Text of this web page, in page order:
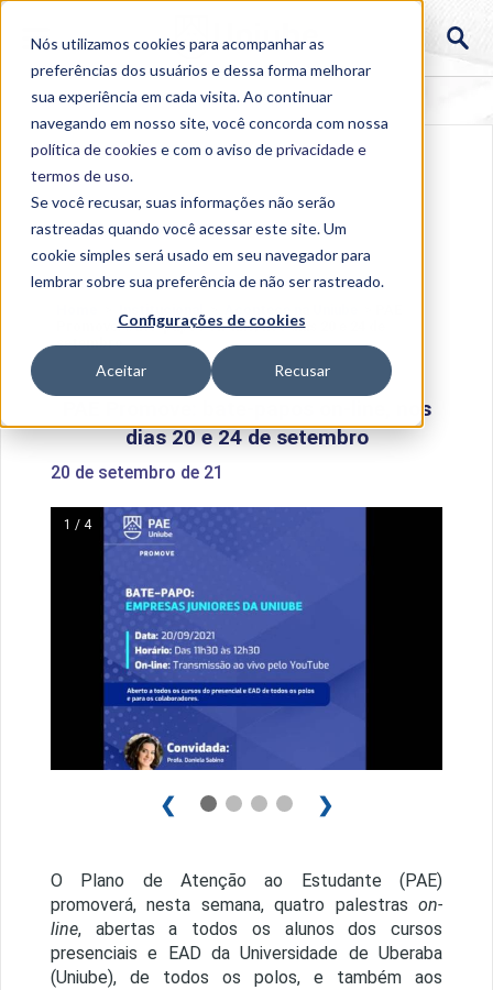
Nós utilizamos cookies para acompanhar as
preferências dos usuários e dessa forma melhorar
sua experiência em cada visita. Ao continuar
navegando em nosso site, você concorda com nossa
política de cookies e com o aviso deprivacidade e
termos de uso.
Se você recusar, suas informações não serão
rastreadas quando você acessar este site. Um
cookie simples será usado em seu navegador para
lembrar sobre sua preferência de não ser rastreado.
Configurações de cookies
Aceitar Recusar
Promove: bate-papos on-line, nos dias 20 e 24 de
setembro
PAE Promove: bate-papos on-line, nos
dias 20 e 24 de setembro
20 de setembro de 21
1 / 4
❮ ❯
O Plano de Atenção ao Estudante (PAE)
promoverá, nesta semana, quatro palestrason-
line, abertas a todos os alunos dos cursos
presenciais e EAD da Universidade de Uberaba
(Uniube), de todos os polos, e também aos